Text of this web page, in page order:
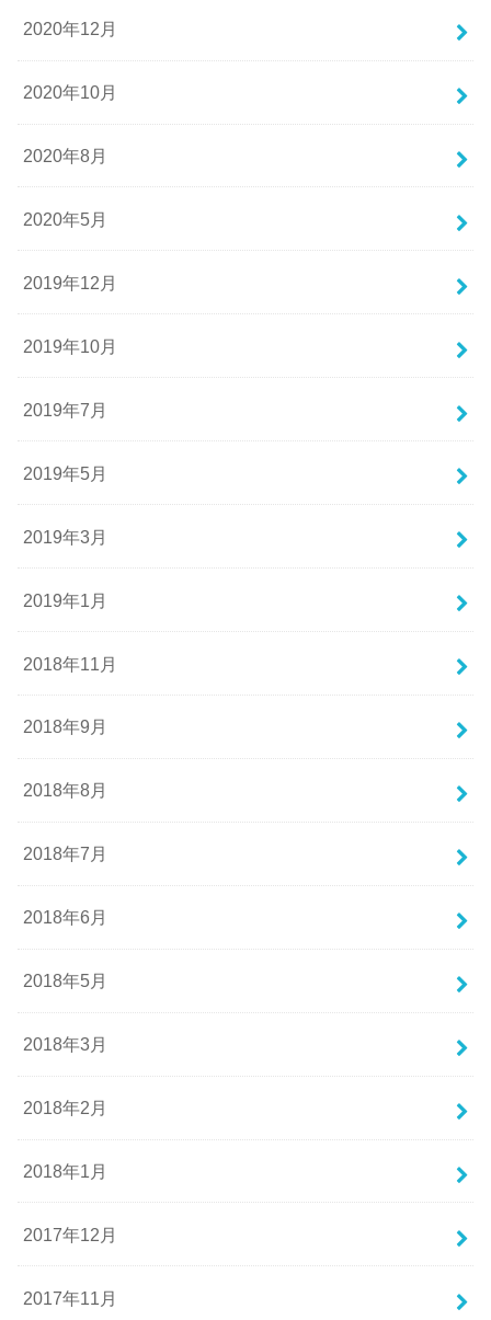
2020年12月
2020年10月
2020年8月
2020年5月
2019年12月
2019年10月
2019年7月
2019年5月
2019年3月
2019年1月
2018年11月
2018年9月
2018年8月
2018年7月
2018年6月
2018年5月
2018年3月
2018年2月
2018年1月
2017年12月
2017年11月